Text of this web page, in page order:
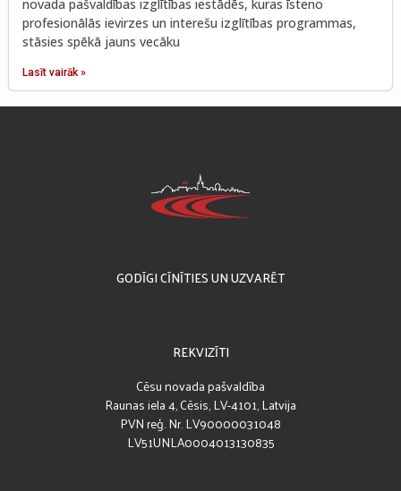
novada pašvaldības izglītības iestādēs, kuras īsteno
profesionālās ievirzes un interešu izglītības programmas,
stāsies spēkā jauns vecāku
Lasīt vairāk »
GODĪGI CĪNĪTIES UN UZVARĒT
REKVIZĪTI
Cēsu novada pašvaldība
Raunas iela 4, Cēsis, LV-4101, Latvija
PVN reģ. Nr. LV90000031048
LV51UNLA0004013130835